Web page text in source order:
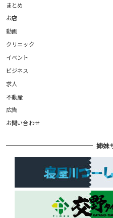
まとめ
お店
動画
クリニック
イベント
ビジネス
求人
不動産
広告
お問い合わせ
姉妹